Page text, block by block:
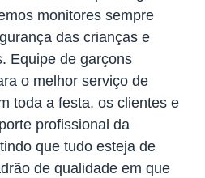
monitores sempre
das crianças e
Equipe de garçons
o melhor serviço de
toda a festa, os clientes e
profissional da
que tudo esteja de
de qualidade em que